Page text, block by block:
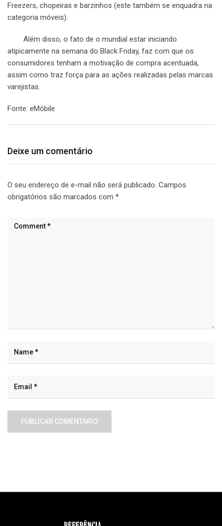
Freezers, chopeiras e barzinhos (este também se enquadra na
categoria móveis).
Além disso, o fato de o mundial estar iniciando
atipicamente na semana do Black Friday, faz com que os
consumidores tenham a motivação de compra acentuada,
assim como traz força para as ações realizadas pelas marcas
varejistas.
Fonte: eMóbile
Deixe um comentário
O seu endereço de e-mail não será publicado. Campos
obrigatórios são marcados com *